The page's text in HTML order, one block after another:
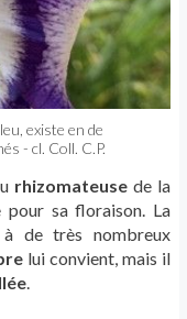
existe en de
- cl. Coll. C.P.
rhizomateusede la
pour sa floraison. La
à de très nombreux
lui convient, mais il
.